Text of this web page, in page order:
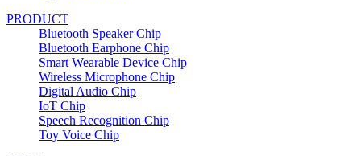
PRODUCT
Bluetooth Speaker Chip
Bluetooth Earphone Chip
Smart Wearable Device Chip
Wireless Microphone Chip
Digital Audio Chip
IoT Chip
Speech Recognition Chip
Toy Voice Chip